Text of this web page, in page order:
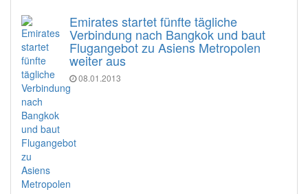
Emirates startet fünfte tägliche
Verbindung nach Bangkok und baut
Flugangebot zu Asiens Metropolen
weiter aus
08.01.2013